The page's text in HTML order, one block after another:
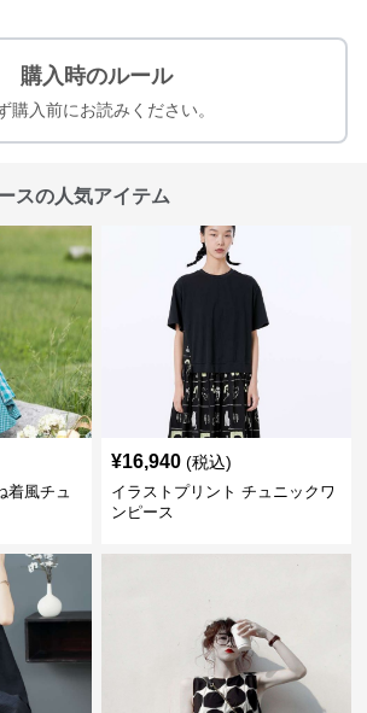
購入時のルール
購入前にお読みください。
スの人気アイテム
着風チュ
¥16,940 (税込)
イラストプリント チュニックワ
ンピース